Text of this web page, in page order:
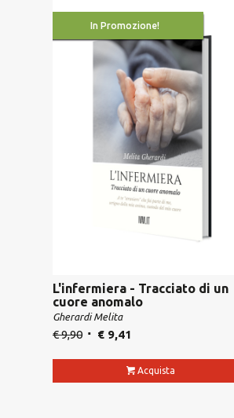
In Promozione!
L'infermiera - Tracciato di un
cuore anomalo
Gherardi Melita
€9,90 € 9,41
Acquista